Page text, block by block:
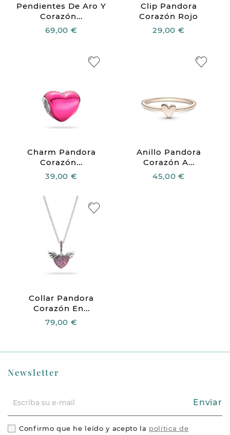
Pendientes De Aro Y
Corazón...
69,00 €
Clip Pandora
Corazón Rojo
29,00 €
Charm Pandora
Corazón...
39,00 €
Anillo Pandora
Corazón A...
45,00 €
Collar Pandora
Corazón En...
79,00 €
Newsletter
Enviar
Confirmo que he leído y acepto la política de